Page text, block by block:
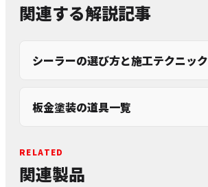
関連する解説記事
シーラーの選び方と施工テクニック
板金塗装の道具一覧
RELATED
関連製品